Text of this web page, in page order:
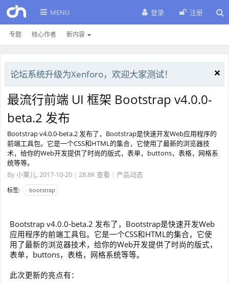
MENU
专题 核心作者 新内容
登录 注册
论坛系统升级为Xenforo，欢迎大家测试！
最流行前端 UI 框架 Bootstrap v4.0.0-
beta.2 发布
Bootstrap v4.0.0-beta.2 发布了，Bootstrap是快速开发Web应用程序的
前端工具包。它是一个CSS和HTML的集合，它使用了最新的浏览器技
术，给你的Web开发提供了时尚的版式，表单，buttons，表格，网格系
统等等。
By小栗儿, 2017-10-20 | 28.8K 查看 | 产品动态
标签: bootstrap
Bootstrap v4.0.0-beta.2 发布了，Bootstrap是快速开发Web
应用程序的前端工具包。它是一个CSS和HTML的集合，它使
用了最新的浏览器技术，给你的Web开发提供了时尚的版式，
表单，buttons，表格，网格系统等等。
此次更新的亮点有：